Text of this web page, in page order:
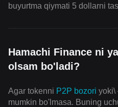
buyurtma qiymati 5 dollarni
Hamachi Finance ni
olsam bo'ladi?
Agar tokenni P2P bozori yoki\
mumkin bo'lmasa. Buning